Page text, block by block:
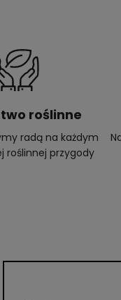
roślinne
radą na każdym
roślinnej przygody